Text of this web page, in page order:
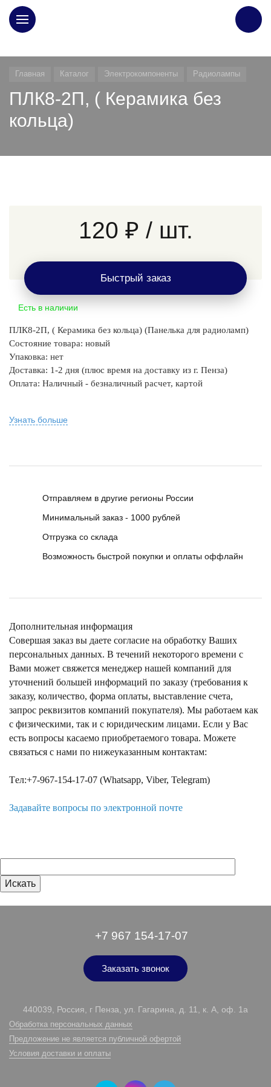
Главная Каталог Электрокомпоненты Радиолампы
ПЛК8-2П, ( Керамика без
кольца)
Есть в наличии
ПЛК8-2П, ( Керамика без кольца) (Панелька для радиоламп)
Состояние товара: новый
Упаковка: нет
Доставка: 1-2 дня (плюс время на доставку из г. Пенза)
Оплата: Наличный - безналичный расчет, картой
Узнать больше
120 ₽ / шт.
Быстрый заказ
Отправляем в другие регионы России
Минимальный заказ - 1000 рублей
Отгрузка со склада
Возможность быстрой покупки и оплаты оффлайн
Дополнительная информация
Совершая заказ вы даете согласие на обработку Ваших
персональных данных. В течений некоторого времени с
Вами может свяжется менеджер нашей компаний для
уточнений большей информаций по заказу (требования к
заказу, количество, форма оплаты, выставление счета,
запрос реквизитов компаний покупателя). Мы работаем как
с физическими, так и с юридическим лицами. Если у Вас
есть вопросы касаемо приобретаемого товара. Можете
связаться с нами по нижеуказанным контактам:
Tел:+7-967-154-17-07 (Whatsapp, Viber, Telegram)
Задавайте вопросы по электронной почте
+7 967 154-17-07
Заказать звонок
440039, Россия, г Пенза, ул. Гагарина, д. 11, к. А, оф. 1а
Обработка персональных данных
Предложение не является публичной офертой
Условия доставки и оплаты